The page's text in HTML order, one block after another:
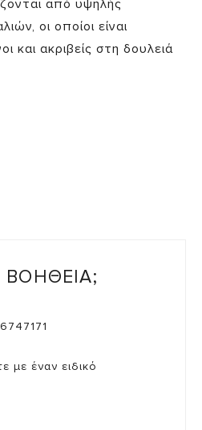
από υψηλής
οι οποίοι είναι
και ακριβείς στη δουλειά
ΒΟΗΘΕΙΑ;
με έναν ειδικό